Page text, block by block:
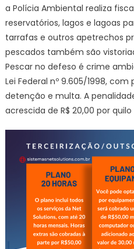
a Polícia Ambiental realiza
reservatórios, lagos e lagoas
tarrafas e outros apetrechos
pescados também são
Pescar no defeso é crime
Lei Federal nº 9.605/1998, com
detenção e multa. A
acrescida de R$ 20,00 por